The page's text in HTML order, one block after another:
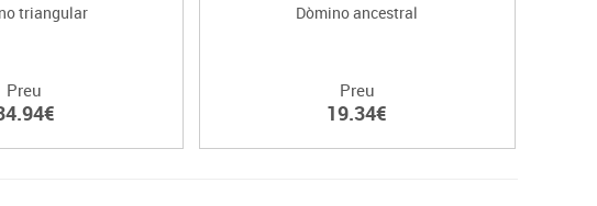
triangular
Preu
Dòmino ancestral
Preu
19.34€